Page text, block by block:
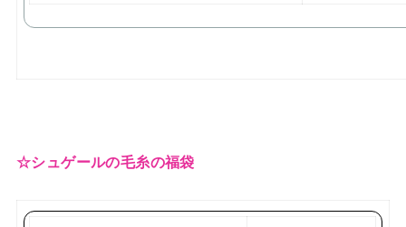
☆シュゲールの毛糸の福袋